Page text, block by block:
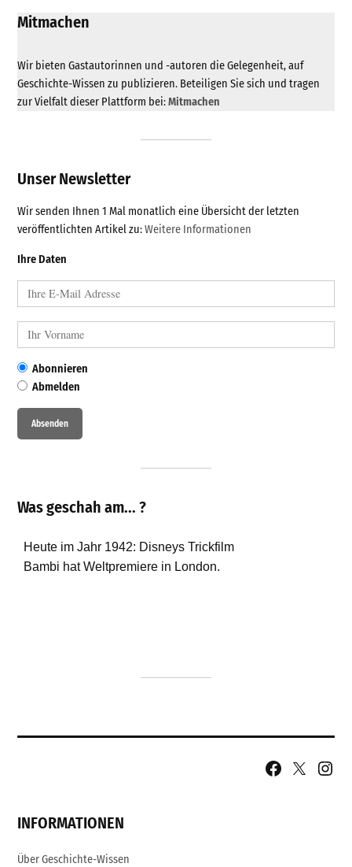
Mitmachen
Wir bieten Gastautorinnen und -autoren die Gelegenheit, auf
Geschichte-Wissen zu publizieren. Beteiligen Sie sich und tragen
zur Vielfalt dieser Plattform bei:Mitmachen
Unser Newsletter
Wir senden Ihnen 1 Mal monatlich eine Übersicht der letzten
veröffentlichten Artikel zu:Weitere Informationen
Ihre Daten
Abonnieren
Abmelden
Was geschah am... ?
Facebook
X
INFORMATIONEN
Über Geschichte-Wissen